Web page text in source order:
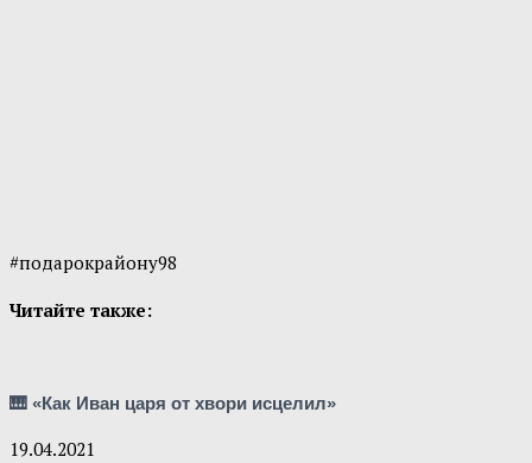
#подарокрайону98
Читайте также:
🎹 «Как Иван царя от хвори исцелил»
19.04.2021